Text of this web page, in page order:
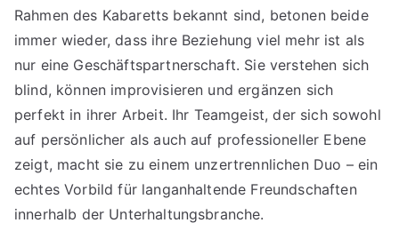
Rahmen des Kabaretts bekannt sind, betonen beide
immer wieder, dass ihre Beziehung viel mehr ist als
nur eine Geschäftspartnerschaft. Sie verstehen sich
blind, können improvisieren und ergänzen sich
perfekt in ihrer Arbeit. Ihr Teamgeist, der sich sowohl
auf persönlicher als auch auf professioneller Ebene
zeigt, macht sie zu einem unzertrennlichen Duo – ein
echtes Vorbild für langanhaltende Freundschaften
innerhalb der Unterhaltungsbranche.